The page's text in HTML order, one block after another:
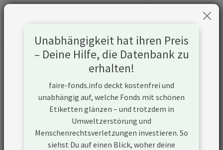
Informationen zum Unternehmen
Exxon Mobil Corporation
https://corporate.exxonmobil.com
Konflikte
Unabhängigkeit hat ihren Preis
– Deine Hilfe, die Datenbank zu
erhalten!
faire-fonds.info deckt kostenfrei und
unabhängig auf, welche Fonds mit schönen
Etiketten glänzen – und trotzdem in
Umweltzerstörung und
Menschenrechtsverletzungen investieren. So
siehst Du auf einen Blick, woher deine